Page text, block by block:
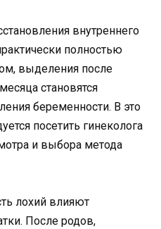
внутреннего
полностью
выделения после
становятся
беременности. В это
посетить гинеколога
и выбора метода
лохий влияют
После родов,